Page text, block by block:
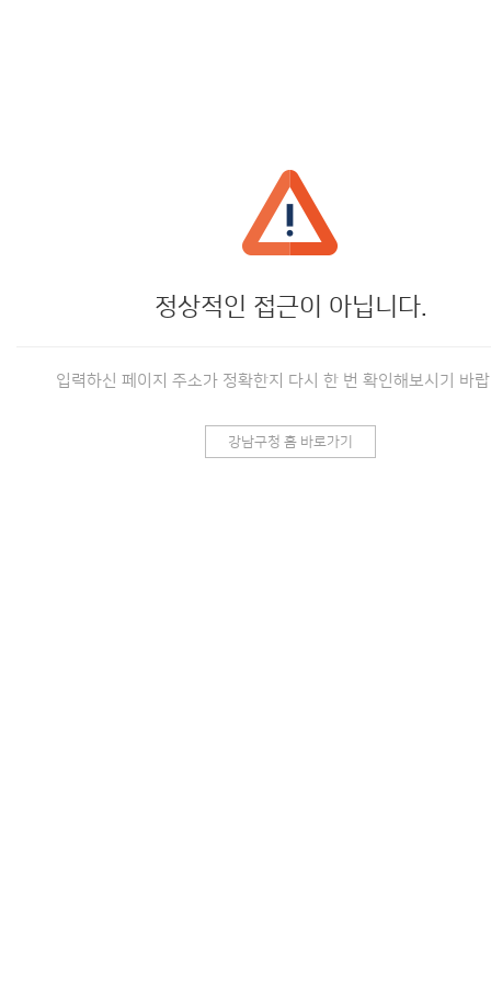
정상적인 접근이 아닙니다.
입력하신 페이지 주소가 정확한지 다시 한 번 확인해보시기 바
강남구청 홈 바로가기